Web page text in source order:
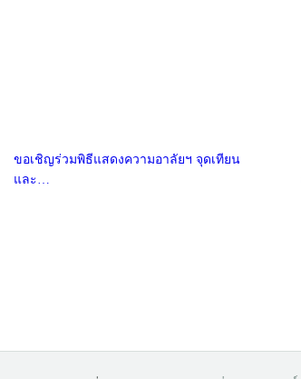
ขอเชิญร่วมพิธีแสดงความอาลัยฯ จุดเทียน
และ…